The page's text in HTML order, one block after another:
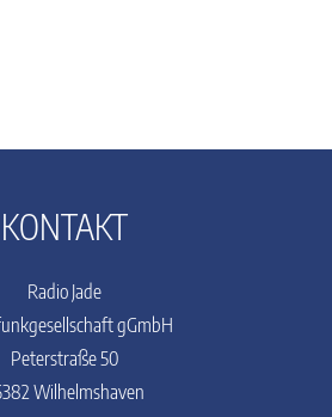
KONTAKT
Radio Jade
gGmbH
Peterstraße 50
Wilhelmshaven